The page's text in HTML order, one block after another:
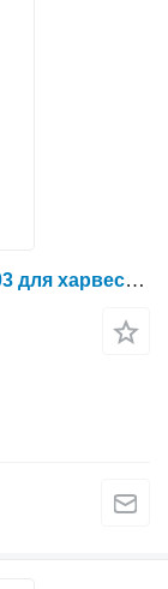
Гидрораспределитель Valmet 5064903 для харвестера Valmet 911.3